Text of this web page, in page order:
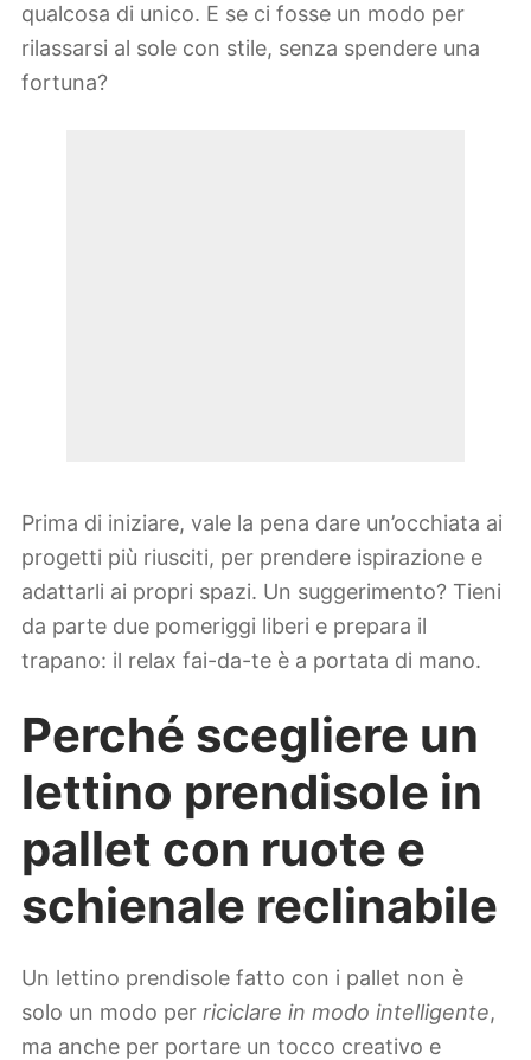
qualcosa di unico. E se ci fosse un modo per
rilassarsi al sole con stile, senza spendere una
fortuna?
Prima di iniziare, vale la pena dare un’occhiata ai
progetti più riusciti, per prendere ispirazione e
adattarli ai propri spazi. Un suggerimento? Tieni
da parte due pomeriggi liberi e prepara il
trapano: il relax fai-da-te è a portata di mano.
Perché scegliere un
lettino prendisole in
pallet con ruote e
schienale reclinabile
Un lettino prendisole fatto con i pallet non è
solo un modo per riciclare in modo intelligente,
ma anche per portare un tocco creativo e